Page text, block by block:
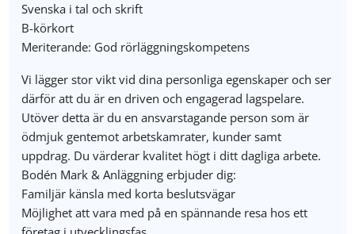
Svenska i tal och skrift
B-körkort
Meriterande: God rörläggningskompetens
Vi lägger stor vikt vid dina personliga egenskaper och ser
därför att du är en driven och engagerad lagspelare.
Utöver detta är du en ansvarstagande person som är
ödmjuk gentemot arbetskamrater, kunder samt
uppdrag. Du värderar kvalitet högt i ditt dagliga arbete.
Bodén Mark & Anläggning erbjuder dig:
Familjär känsla med korta beslutsvägar
Möjlighet att vara med på en spännande resa hos ett